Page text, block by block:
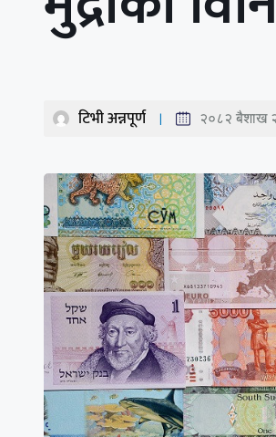
टिभी अन्नपूर्ण २०८२ बैशाख